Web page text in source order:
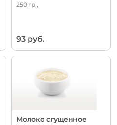
250 гр.,
93 руб.
Молоко сгущенное